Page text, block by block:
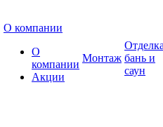
О компании
О
компании
Акции
Монтаж бань и
саун